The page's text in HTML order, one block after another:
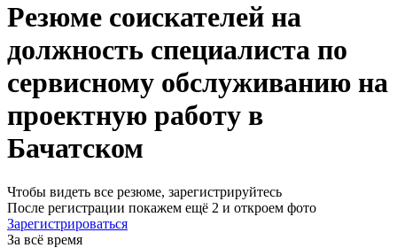
Резюме соискателей на
должность специалиста по
сервисному обслуживанию на
проектную работу в
Бачатском
Чтобы видеть все резюме, зарегистрируйтесь
После регистрации покажем ещё 2 и откроем фото
Зарегистрироваться
За всё время